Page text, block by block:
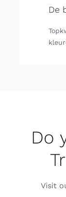
De
Do
Visit